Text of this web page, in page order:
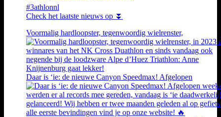
#3athlonnl
Check het laatste nieuws op ⏬
Voormalig hardloopster, tegenwoordig wielrenster,
Daar is ‘ie: de nieuwe Canyon Speedmax! Afgelopen